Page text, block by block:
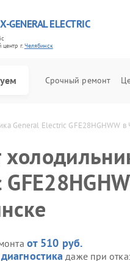
GENERAL ELECTRIC
г.Челябинск
Срочный ремонт
General Electric GFE28HGHWW в
от 510 руб.
даже при